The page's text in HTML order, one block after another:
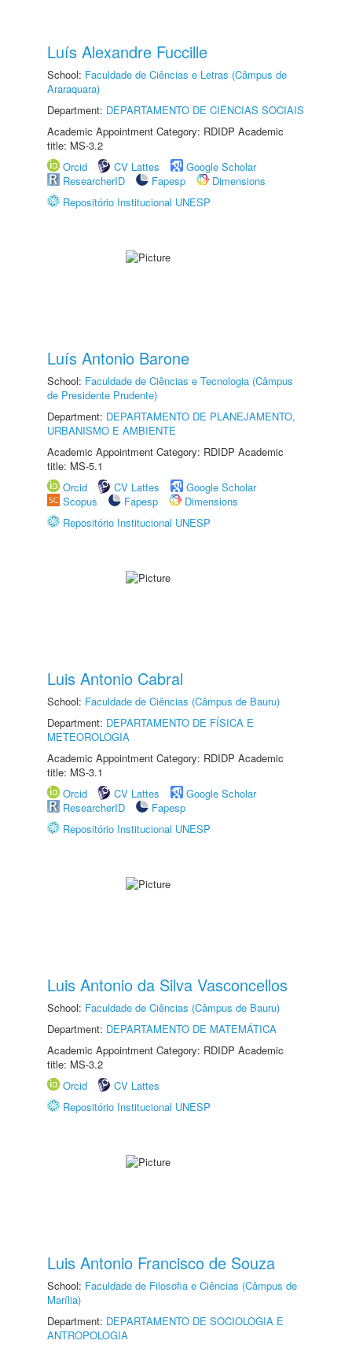
Luís Alexandre Fuccille
School: Faculdade de Ciências e Letras (Câmpus de
Araraquara)
Department: DEPARTAMENTO DE CIÊNCIAS SOCIAIS
Academic Appointment Category: RDIDP Academic
title: MS-3.2
Orcid
CV Lattes
Google Scholar
ResearcherID
Fapesp
Dimensions
Repositório Institucional UNESP
Luís Antonio Barone
School: Faculdade de Ciências e Tecnologia (Câmpus
de Presidente Prudente)
Department: DEPARTAMENTO DE PLANEJAMENTO,
URBANISMO E AMBIENTE
Academic Appointment Category: RDIDP Academic
title: MS-5.1
Orcid
CV Lattes
Google Scholar
Scopus
Fapesp
Dimensions
Repositório Institucional UNESP
Luis Antonio Cabral
School: Faculdade de Ciências (Câmpus de Bauru)
Department: DEPARTAMENTO DE FÍSICA E
METEOROLOGIA
Academic Appointment Category: RDIDP Academic
title: MS-3.1
Orcid
CV Lattes
Google Scholar
ResearcherID
Fapesp
Repositório Institucional UNESP
Luis Antonio da Silva Vasconcellos
School: Faculdade de Ciências (Câmpus de Bauru)
Department: DEPARTAMENTO DE MATEMÁTICA
Academic Appointment Category: RDIDP Academic
title: MS-3.2
Orcid
CV Lattes
Repositório Institucional UNESP
Luis Antonio Francisco de Souza
School: Faculdade de Filosofia e Ciências (Câmpus de
Marília)
Department: DEPARTAMENTO DE SOCIOLOGIA E
ANTROPOLOGIA